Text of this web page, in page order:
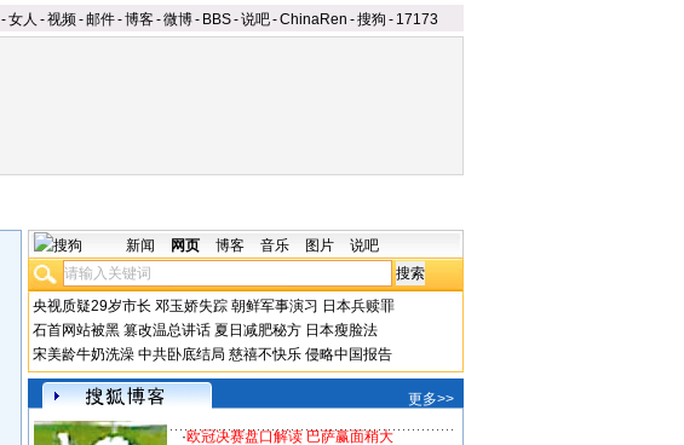
-女人 -视频-邮件-博客-微博- BBS-说吧-ChinaRen -搜狗 - 17173
新闻 网页 博客 音乐 图片 说吧
央视质疑29岁市长 邓玉娇失踪 朝鲜军事演习 日本兵赎罪
石首网站被黑 篡改温总讲话 夏日减肥秘方 日本瘦脸法
宋美龄牛奶洗澡 中共卧底结局 慈禧不快乐 侵略中国报告
更多>>
·欧冠决赛盘口解读 巴萨赢面稍大